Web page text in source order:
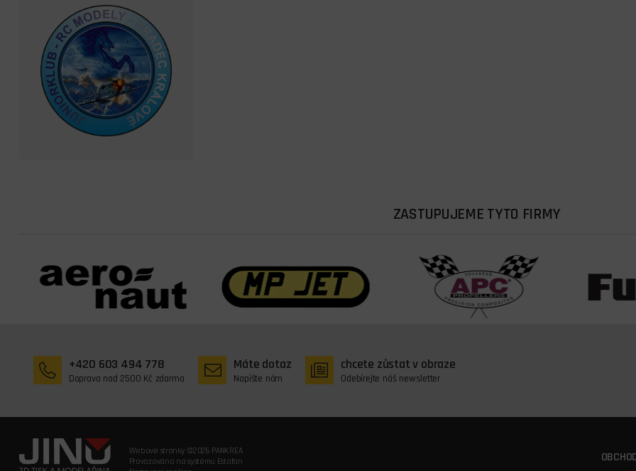
ZASTUPUJEME TYTO FIRMY
+420 603 494 778
Doprava nad 2500 Kč zdarma
Máte dotaz
Napište nám
chcete zůstat v obraze
Odebírejte náš newsletter
Webové stránky ©2026 PANKREA
Provozováno na systému Estofan